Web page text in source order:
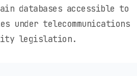
databases accessible to
under telecommunications
legislation.